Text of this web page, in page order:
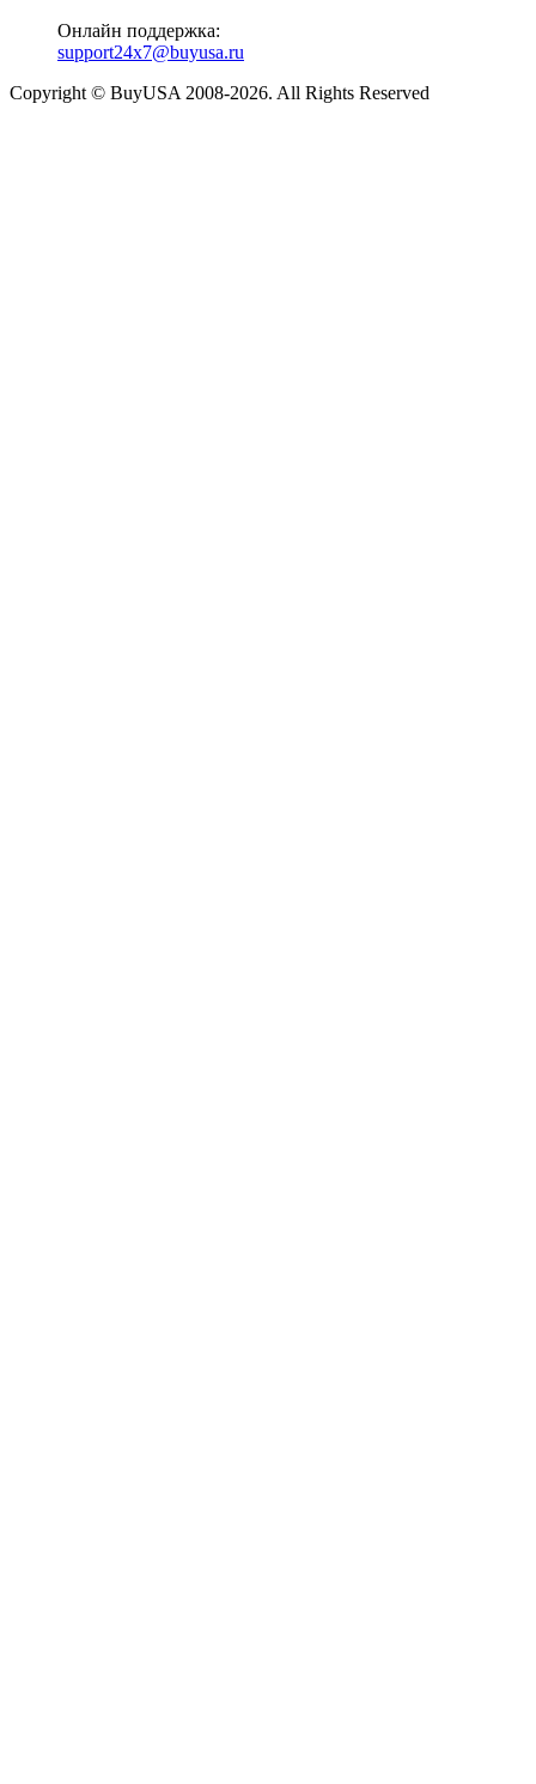
Онлайн поддержка:
support24x7@buyusa.ru
Copyright © BuyUSA 2008-2026. All Rights Reserved